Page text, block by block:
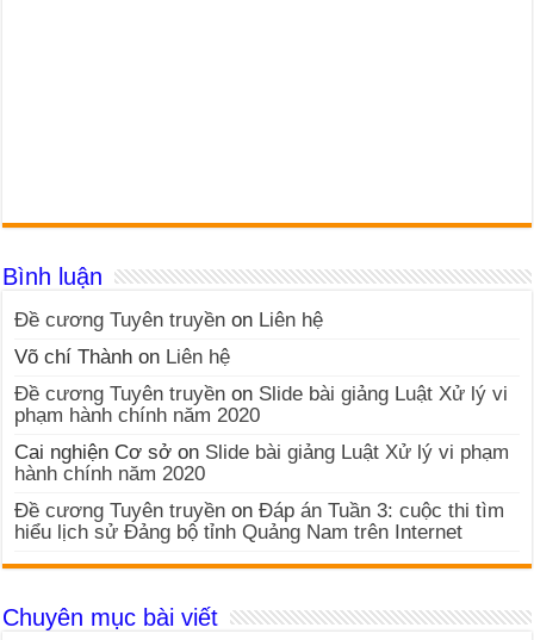
Bình luận
Đề cương Tuyên truyền on Liên hệ
Võ chí Thành on Liên hệ
Đề cương Tuyên truyền on Slide bài giảng Luật Xử lý vi
phạm hành chính năm 2020
Cai nghiện Cơ sở on Slide bài giảng Luật Xử lý vi phạm
hành chính năm 2020
Đề cương Tuyên truyền onĐáp án Tuần 3: cuộc thi tìm
hiểu lịch sử Đảng bộ tỉnh Quảng Nam trên Internet
Chuyên mục bài viết